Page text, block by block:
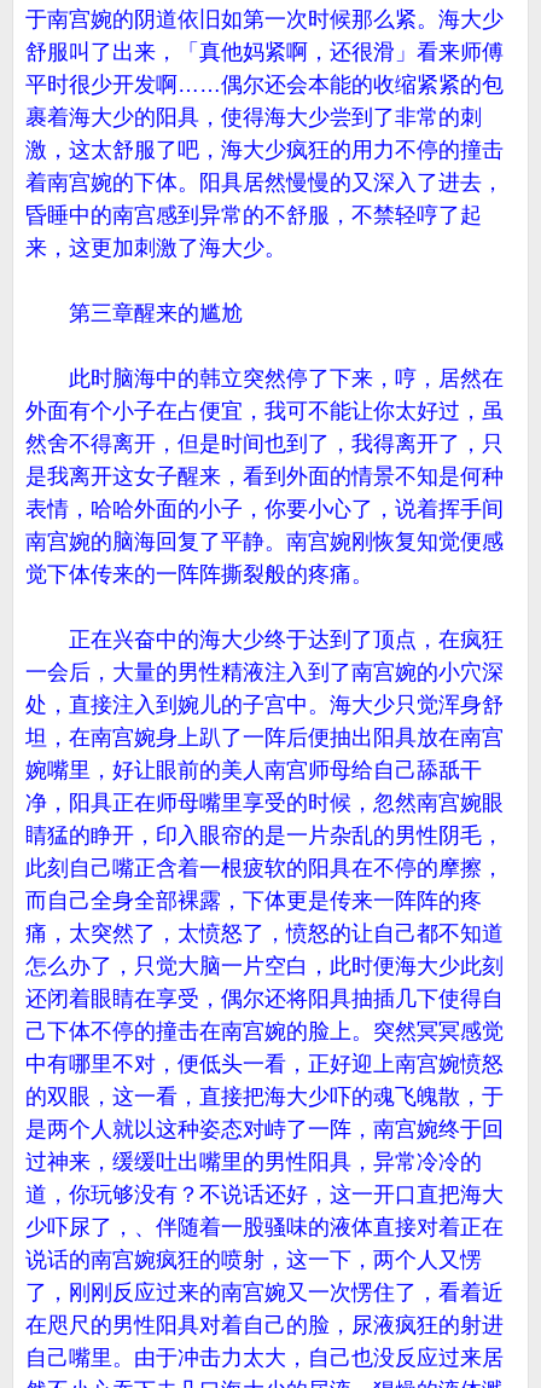
于南宫婉的阴道依旧如第一次时候那么紧。海大少
舒服叫了出来，「真他妈紧啊，还很滑」看来师傅
平时很少开发啊……偶尔还会本能的收缩紧紧的包
裹着海大少的阳具，使得海大少尝到了非常的刺
激，这太舒服了吧，海大少疯狂的用力不停的撞击
着南宫婉的下体。阳具居然慢慢的又深入了进去，
昏睡中的南宫感到异常的不舒服，不禁轻哼了起
来，这更加刺激了海大少。
第三章醒来的尴尬
此时脑海中的韩立突然停了下来，哼，居然在
外面有个小子在占便宜，我可不能让你太好过，虽
然舍不得离开，但是时间也到了，我得离开了，只
是我离开这女子醒来，看到外面的情景不知是何种
表情，哈哈外面的小子，你要小心了，说着挥手间
南宫婉的脑海回复了平静。南宫婉刚恢复知觉便感
觉下体传来的一阵阵撕裂般的疼痛。
正在兴奋中的海大少终于达到了顶点，在疯狂
一会后，大量的男性精液注入到了南宫婉的小穴深
处，直接注入到婉儿的子宫中。海大少只觉浑身舒
坦，在南宫婉身上趴了一阵后便抽出阳具放在南宫
婉嘴里，好让眼前的美人南宫师母给自己舔舐干
净，阳具正在师母嘴里享受的时候，忽然南宫婉眼
睛猛的睁开，印入眼帘的是一片杂乱的男性阴毛，
此刻自己嘴正含着一根疲软的阳具在不停的摩擦，
而自己全身全部裸露，下体更是传来一阵阵的疼
痛，太突然了，太愤怒了，愤怒的让自己都不知道
怎么办了，只觉大脑一片空白，此时便海大少此刻
还闭着眼睛在享受，偶尔还将阳具抽插几下使得自
己下体不停的撞击在南宫婉的脸上。突然冥冥感觉
中有哪里不对，便低头一看，正好迎上南宫婉愤怒
的双眼，这一看，直接把海大少吓的魂飞魄散，于
是两个人就以这种姿态对峙了一阵，南宫婉终于回
过神来，缓缓吐出嘴里的男性阳具，异常冷冷的
道，你玩够没有？不说话还好，这一开口直把海大
少吓尿了，、伴随着一股骚味的液体直接对着正在
说话的南宫婉疯狂的喷射，这一下，两个人又愣
了，刚刚反应过来的南宫婉又一次愣住了，看着近
在咫尺的男性阳具对着自己的脸，尿液疯狂的射进
自己嘴里。由于冲击力太大，自己也没反应过来居